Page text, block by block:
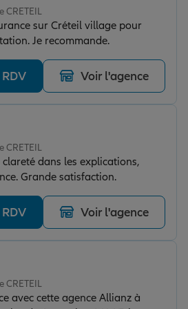
CRETEIL
sur Créteil village pour
Je recommande.
Voir l'agence
CRETEIL
dans les explications,
Grande satisfaction.
Voir l'agence
CRETEIL
avec cette agence Allianz à